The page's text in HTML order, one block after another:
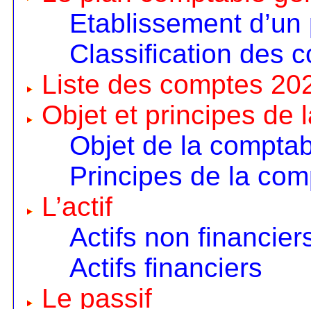
Etablissement
Classification des
Liste des comptes
Objet et principes de
Objet de la
Principes de la
L’actif
Actifs non
Actifs financiers
Le passif